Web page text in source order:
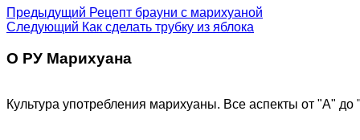
Предыдущий Рецепт брауни с марихуаной
Следующий Как сделать трубку из яблока
О РУ Марихуана
Культура употребления марихуаны. Все аспекты от "А" до